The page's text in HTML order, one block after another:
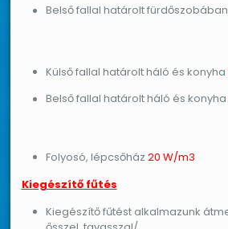
Belső fallal határolt fürdőszobában
Külső fallal határolt háló és konyha
Belső fallal határolt háló és konyha
Folyosó, lépcsőház 20 W/m3
Kiegészítő fűtés
Kiegészítő fűtést alkalmazunk